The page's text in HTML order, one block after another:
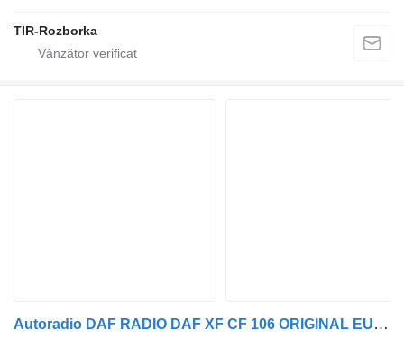
TIR-Rozborka
Autoradio DAF RADIO DAF XF CF 106 ORIGINAL EURO 6 2122191 pentru cap tractor